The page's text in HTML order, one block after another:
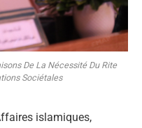
De La Nécessité Du Rite
Sociétales
islamiques,